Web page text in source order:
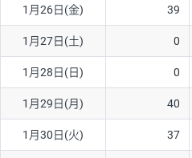
1月26日(金) 39
1月27日(土) 0
1月28日(日) 0
1月29日(月) 40
1月30日(火) 37